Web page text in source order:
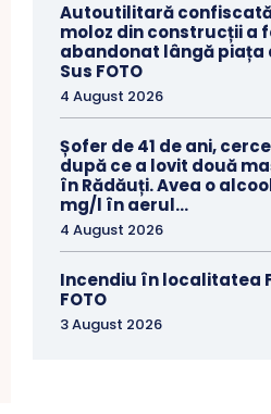
Autoutilitară
moloz din construcții a
abandonat lângă piața
Sus FOTO
4 August 2026
Șofer de 41 de ani,
după ce a lovit două
în Rădăuți. Avea o
mg/l în aerul...
4 August 2026
Incendiu în localitatea
FOTO
3 August 2026